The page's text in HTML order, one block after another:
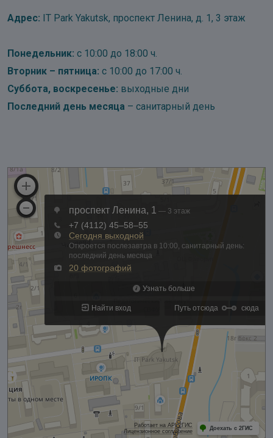
Адрес: IT Park Yakutsk, проспект Ленина, д. 1, 3 этаж
Понедельник: с 10:00 до 18:00 ч.
Вторник – пятница: с 10:00 до 17:00 ч.
Суббота, воскресенье: выходные дни
Последний день месяца – санитарный день